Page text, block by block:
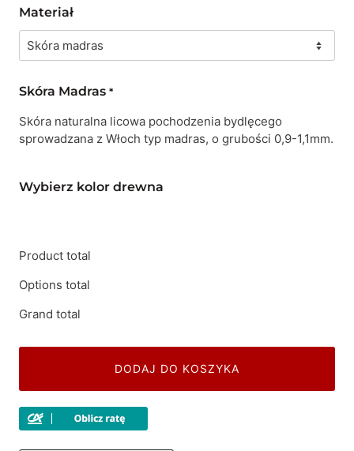
Materiał
Skóra Madras *
Skóra naturalna licowa pochodzenia bydlęcego
sprowadzana z Włoch typ madras, o grubości 0,9-1,1mm.
Wybierz kolor drewna
Product total
Options total
Grand total
DODAJ DO KOSZYKA